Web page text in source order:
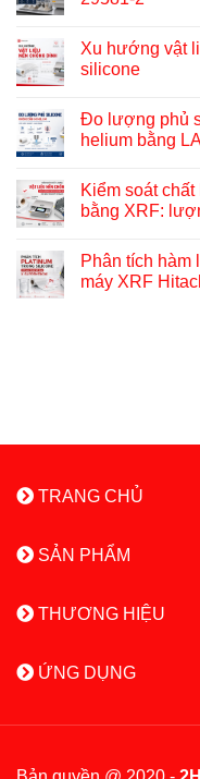
Xu hướng vật
silicone
Đo lượng phủ
helium bằng
Kiểm soát
bằng XRF:
Phân tích hàm
máy XRF
TRANG CHỦ
SẢN PHẨM
THƯƠNG HIỆU
ỨNG DỤNG